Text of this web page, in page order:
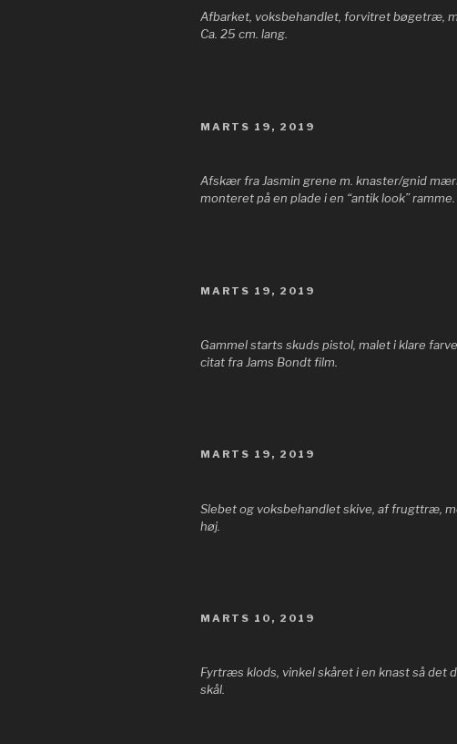
Afbarket, voksbehandlet, forvitret bøgetræ,
Ca. 25 cm. lang.
UDGIVET
MARTS 19, 2019
Afskær fra Jasmin grene m. knaster/gnid
monteret på en plade i en “antik look” ramme.
UDGIVET
MARTS 19, 2019
Gammel starts skuds pistol, malet i klare
citat fra Jams Bondt film.
UDGIVET
MARTS 19, 2019
Slebet og voksbehandlet skive, af frugttræ,
høj.
UDGIVET
MARTS 10, 2019
Fyrtræs klods, vinkel skåret i en knast så det
skål.